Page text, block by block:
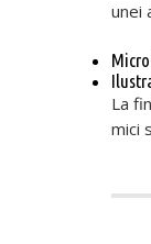
unei
La
mici